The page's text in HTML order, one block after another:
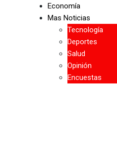
Economía
Mas Noticias
Tecnología
Deportes
Salud
Opinión
Encuestas